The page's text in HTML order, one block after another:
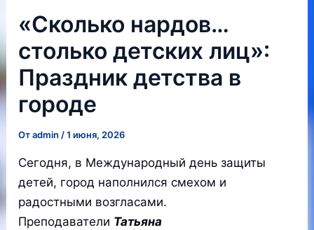
«Сколько нардов…
столько детских лиц»:
Праздник детства в
городе
Отadmin /1 июня, 2026
Сегодня, в Международный день защиты
детей, город наполнился смехом и
радостными возгласами.
Преподаватели Татьяна